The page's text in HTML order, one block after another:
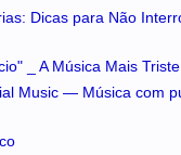
Dicas para Não
_ A Música Mais
Music — Música com